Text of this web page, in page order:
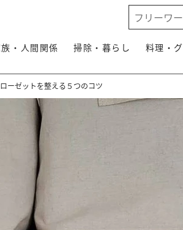
・人間関係 掃除・暮らし 料理・
ーゼットを整える５つのコツ